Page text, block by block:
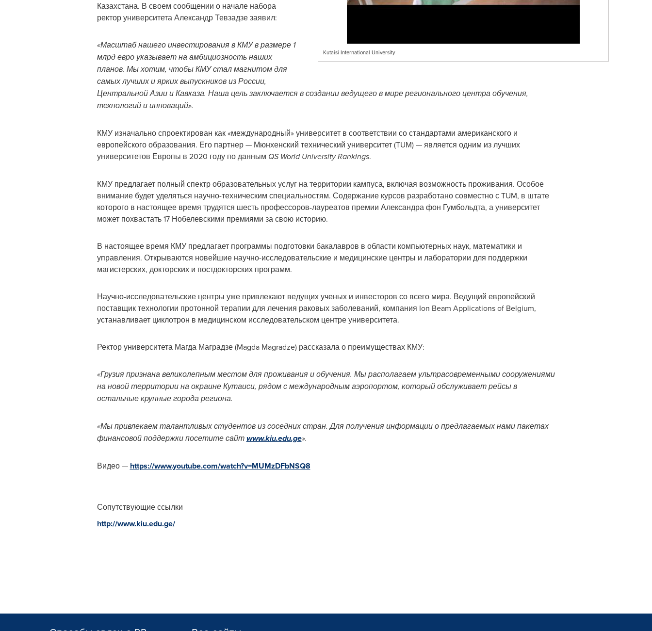
Kutaisi International University
Казахстана. В своем сообщении о начале набора
ректор университета Александр Тевзадзе заявил:
«Масштаб нашего инвестирования в КМУ в размере 1
млрд евро указывает на амбициозность наших
планов. Мы хотим, чтобы КМУ стал магнитом для
самых лучших и ярких выпускников из России,
Центральной Азии и Кавказа. Наша цель заключается в создании ведущего в мире регионального центра обучения,
технологий и инноваций».
КМУ изначально спроектирован как «международный» университет в соответствии со стандартами американского и
европейского образования. Его партнер — Мюнхенский технический университет (TUM) — является одним из лучших
университетов Европы в 2020 году по данным QS World University Rankings.
КМУ предлагает полный спектр образовательных услуг на территории кампуса, включая возможность проживания. Особое
внимание будет уделяться научно-техническим специальностям. Содержание курсов разработано совместно с TUM, в штате
которого в настоящее время трудятся шесть профессоров-лауреатов премии Александра фон Гумбольдта, а университет
может похвастать 17 Нобелевскими премиями за свою историю.
В настоящее время КМУ предлагает программы подготовки бакалавров в области компьютерных наук, математики и
управления. Открываются новейшие научно-исследовательские и медицинские центры и лаборатории для поддержки
магистерских, докторских и постдокторских программ.
Научно-исследовательские центры уже привлекают ведущих ученых и инвесторов со всего мира. Ведущий европейский
поставщик технологии протонной терапии для лечения раковых заболеваний, компания Ion Beam Applications of Belgium,
устанавливает циклотрон в медицинском исследовательском центре университета.
Ректор университета Магда Маградзе (Magda Magradze) рассказала о преимуществах КМУ:
«Грузия признана великолепным местом для проживания и обучения. Мы располагаем ультрасовременными сооружениями
на новой территории на окраине Кутаиси, рядом с международным аэропортом, который обслуживает рейсы в
остальные крупные города региона.
«Мы привлекаем талантливых студентов из соседних стран. Для получения информации о предлагаемых нами пакетах
финансовой поддержки посетите сайтwww.kiu.edu.ge».
Видео — https://www.youtube.com/watch?v=MUMzDFbNSQ8
Сопутствующие ссылки
http://www.kiu.edu.ge/